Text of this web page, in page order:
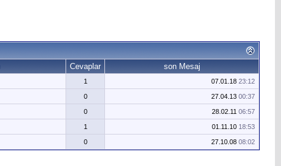
Cevaplar son Mesaj
1 07.01.18 23:12
0 27.04.13 00:37
0 28.02.11 06:57
1 01.11.10 18:53
0 27.10.08 08:02